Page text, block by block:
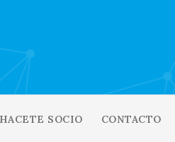
HACETE SOCIO CONTACTO